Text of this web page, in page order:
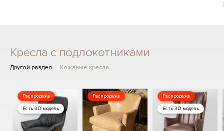
Кресла с подлокотниками
Другой раздел — Кожаные кресла
Распродажа
Есть 3D-модель
Распродажа Распродажа
Есть 3D-модель